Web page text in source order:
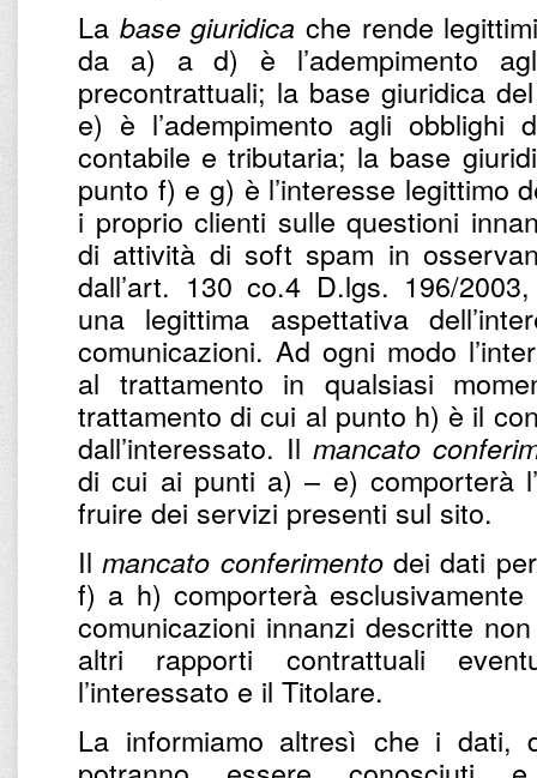
La base giuridica che rende
da a) a d) è l’adempimento
precontrattuali; la base giuridica
e) è l’adempimento agli obblighi
contabile e tributaria; la base
punto f) e g) è l’interesse legittimo
i proprio clienti sulle questioni
di attività di soft spam in
dall’art. 130 co.4 D.lgs. 196/
una legittima aspettativa
comunicazioni. Ad ogni modo
al trattamento in qualsiasi
trattamento di cui al punto h) è il
dall’interessato. Il mancato
di cui ai punti a) – e) comporterà
fruire dei servizi presenti sul sito.
Ilmancato conferimentodei dati
f) a h) comporterà esclusivamente
comunicazioni innanzi descritte
altri rapporti contrattuali
l’interessato e il Titolare.
La informiamo altresì che i dati,